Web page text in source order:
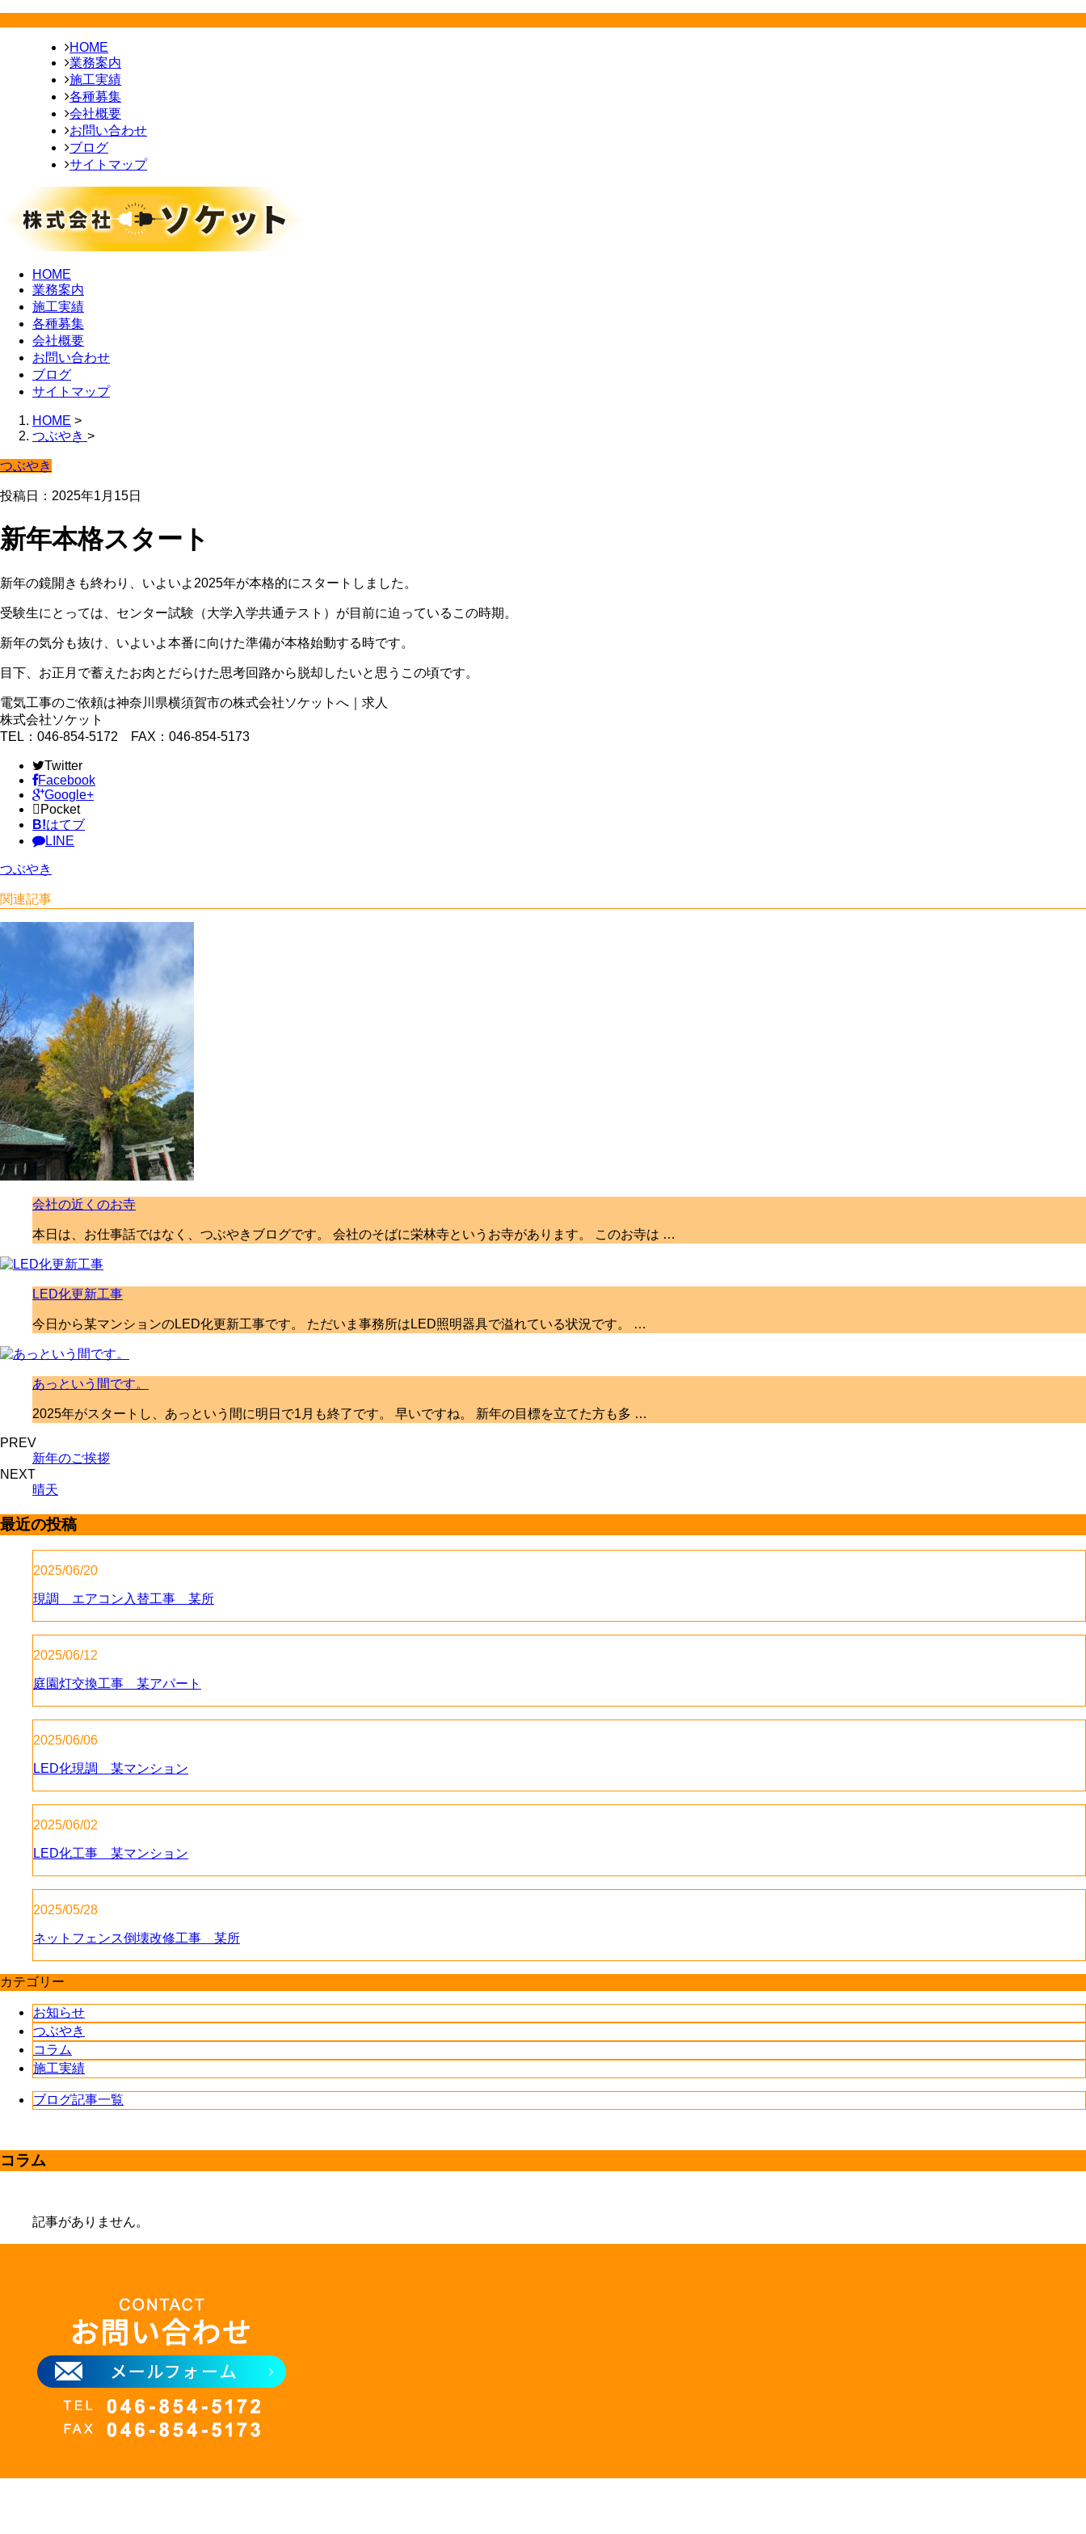
HOME
業務案内
施工実績
各種募集
会社概要
お問い合わせ
ブログ
サイトマップ
HOME
業務案内
施工実績
各種募集
会社概要
お問い合わせ
ブログ
サイトマップ
HOME >
つぶやき >
つぶやき
投稿日：2025年1月15日
新年本格スタート
新年の鏡開きも終わり、いよいよ2025年が本格的にスタートしました。
受験生にとっては、センター試験（大学入学共通テスト）が目前に迫っているこの時期。
新年の気分も抜け、いよいよ本番に向けた準備が本格始動する時です。
目下、お正月で蓄えたお肉とだらけた思考回路から脱却したいと思うこの頃です。
電気工事のご依頼は神奈川県横須賀市の株式会社ソケットへ｜求人
株式会社ソケット
TEL：046-854-5172 FAX：046-854-5173
Twitter
Facebook
Google+
Pocket
B!はてブ
LINE
つぶやき
関連記事
会社の近くのお寺
本日は、お仕事話ではなく、つぶやきブログです。 会社のそばに栄林寺というお寺があります。 このお寺は …
LED化更新工事
今日から某マンションのLED化更新工事です。 ただいま事務所はLED照明器具で溢れている状況です。 …
あっという間です。
2025年がスタートし、あっという間に明日で1月も終了です。 早いですね。 新年の目標を立てた方も多 …
PREV
新年のご挨拶
NEXT
晴天
最近の投稿
2025/06/20
現調 エアコン入替工事 某所
2025/06/12
庭園灯交換工事 某アパート
2025/06/06
LED化現調 某マンション
2025/06/02
LED化工事 某マンション
2025/05/28
ネットフェンス倒壊改修工事 某所
カテゴリー
お知らせ
つぶやき
コラム
施工実績
ブログ記事一覧
コラム
記事がありません。